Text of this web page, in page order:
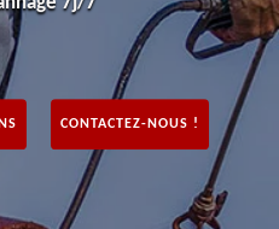
CONTACTEZ-NOUS !